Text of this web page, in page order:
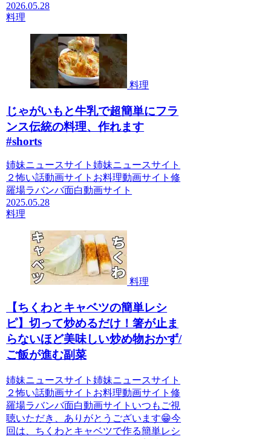
2026.05.28
料理
料理
じゃがいもと牛乳で超簡単にフラ
ンス伝統の料理、作れます
#shorts
姉妹ニュースサイト姉妹ニュースサイト
２怖い話動画サイトお料理動画サイト修
羅場ラバンバ面白動画サイト
2025.05.28
料理
料理
【ちくわとキャベツの簡単レシ
ピ】切って炒めるだけ！箸が止ま
らないほど美味しい炒め物おかず/
ご飯が進む副菜
姉妹ニュースサイト姉妹ニュースサイト
２怖い話動画サイトお料理動画サイト修
羅場ラバンバ面白動画サイトいつもご視
聴いただき、ありがとうございます😁今
回は、ちくわとキャベツで作る簡単レシ